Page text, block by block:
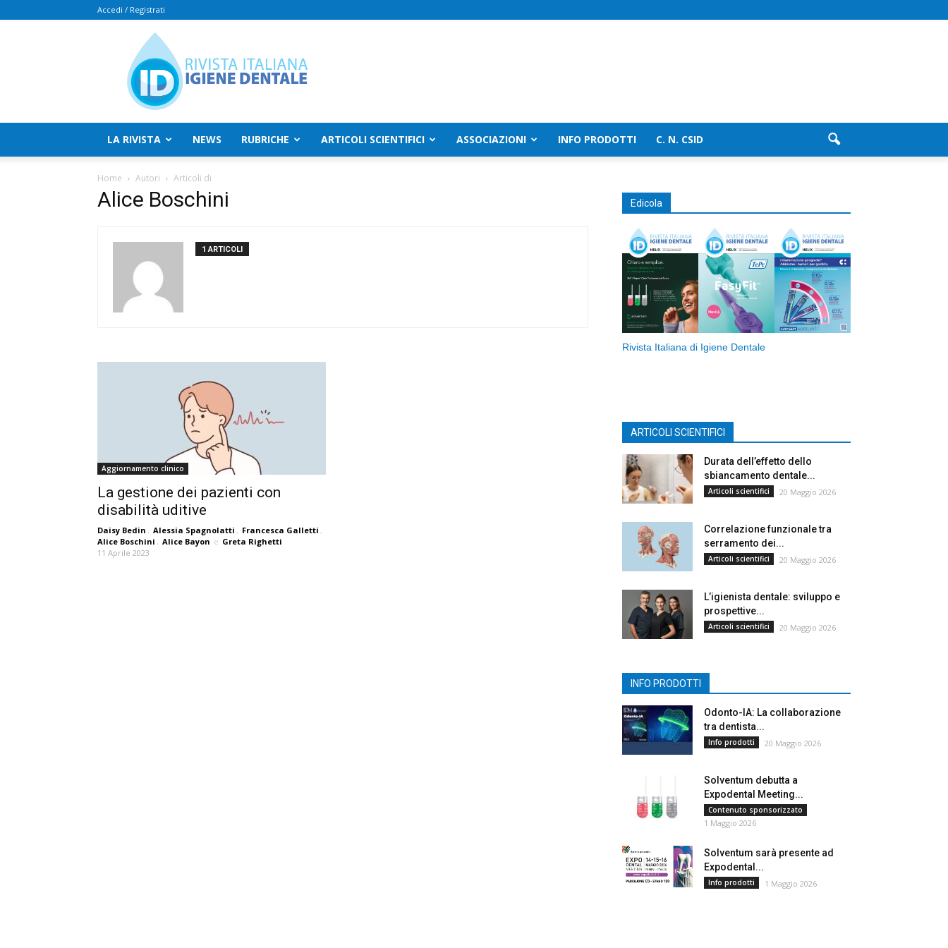
Accedi / Registrati
Rivista
Italiana
Igiene
Dentale
LA RIVISTA NEWS RUBRICHE ARTICOLI SCIENTIFICI ASSOCIAZIONI INFO PRODOTTI C. N. CSID
Home Autori Articoli di
Alice Boschini
1 ARTICOLI
Aggiornamento clinico
La gestione dei pazienti con
disabilità uditive
Daisy Bedin , Alessia Spagnolatti , Francesca Galletti ,
Alice Boschini , Alice Bayon e Greta Righetti
11 Aprile 2023
Edicola
Rivista Italiana di Igiene Dentale
ARTICOLI SCIENTIFICI
Durata dell’effetto dello
sbiancamento dentale...
Articoli scientifici 20 Maggio 2026
Correlazione funzionale tra
serramento dei...
Articoli scientifici 20 Maggio 2026
L’igienista dentale: sviluppo e
prospettive...
Articoli scientifici 20 Maggio 2026
INFO PRODOTTI
Odonto-IA: La collaborazione
tra dentista...
Info prodotti 20 Maggio 2026
Solventum debutta a
Expodental Meeting...
Contenuto sponsorizzato
1 Maggio 2026
Solventum sarà presente ad
Expodental...
Info prodotti 1 Maggio 2026